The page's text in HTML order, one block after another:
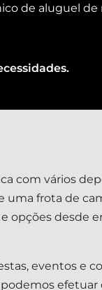
de aluguel de
com vários
uma frota de
opções desde
eventos e